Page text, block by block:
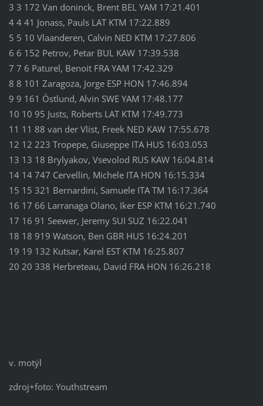
3 3 172 Van doninck, Brent BEL YAM 17:21.401
4 4 41 Jonass, Pauls LAT KTM 17:22.889
5 5 10 Vlaanderen, Calvin NED KTM 17:27.806
6 6 152 Petrov, Petar BUL KAW 17:39.538
7 7 6 Paturel, Benoit FRA YAM 17:42.329
8 8 101 Zaragoza, Jorge ESP HON 17:46.894
9 9 161 Östlund, Alvin SWE YAM 17:48.177
10 10 95 Justs, Roberts LAT KTM 17:49.773
11 11 88 van der Vlist, Freek NED KAW 17:55.678
12 12 223 Tropepe, Giuseppe ITA HUS 16:03.053
13 13 18 Brylyakov, Vsevolod RUS KAW 16:04.814
14 14 747 Cervellin, Michele ITA HON 16:15.334
15 15 321 Bernardini, Samuele ITA TM 16:17.364
16 17 66 Larranaga Olano, Iker ESP KTM 16:21.740
17 16 91 Seewer, Jeremy SUI SUZ 16:22.041
18 18 919 Watson, Ben GBR HUS 16:24.201
19 19 132 Kutsar, Karel EST KTM 16:25.807
20 20 338 Herbreteau, David FRA HON 16:26.218
v. motýl
zdroj+foto: Youthstream